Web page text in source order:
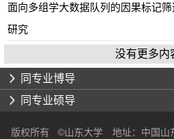
面向多组学大数据队列的因果标记
研究
没有更多内
同专业博导
同专业硕导
版权所有 ©山东大学 地址：中国山